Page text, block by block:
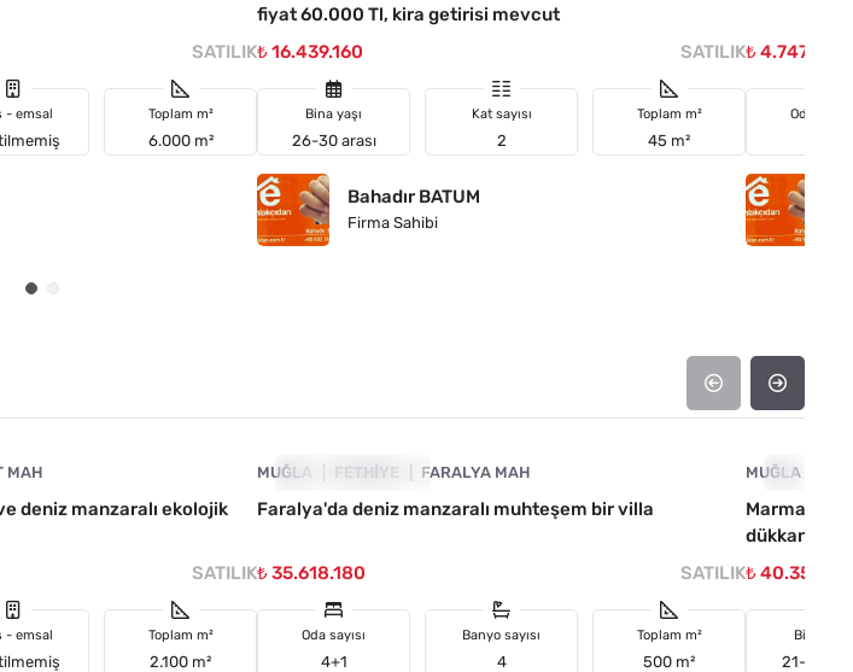
SATILIK
- emsal Toplam m²
6.000 m²
fiyat 60.000 Tl, kira getirisi mevcut
₺ 16.439.160
SATILIK
Bina yaşı
26-30 arası
Kat sayısı
2
Toplam m²
45 m²
Bahadır BATUM
Firma Sahibi
₺ 4.747.230
Oda
MAH
deniz manzaralı ekolojik
SATILIK
- emsal Toplam m²
2.100 m²
YATIRIMA UYGUN
MUĞLA FETHIYE FARALYA MAH
Faralya'da deniz manzaralı muhteşem bir villa
₺ 35.618.180 SATILIK
Oda sayısı
4+1
Banyo sayısı
4
Toplam m²
500 m²
YATIRIMA
MUĞLA
Marmaris
dükkan
₺
Bina yaşı
21-25